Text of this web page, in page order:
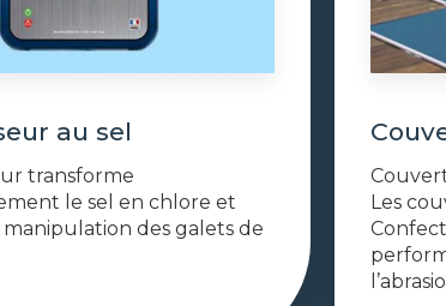
au sel
transforme
le sel en chlore et
des galets de
Les